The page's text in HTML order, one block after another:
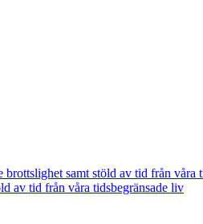
samt stöld av tid från våra
av tid från våra tidsbegränsade liv